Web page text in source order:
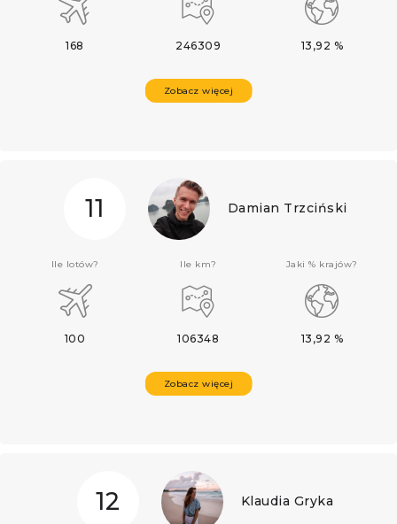
Zobacz więcej
168 246309 13,92 %
11 Damian Trzciński
Zobacz więcej
Ile lotów?
100
Ile km?
106348
Jaki % krajów?
13,92 %
12 Klaudia Gryka